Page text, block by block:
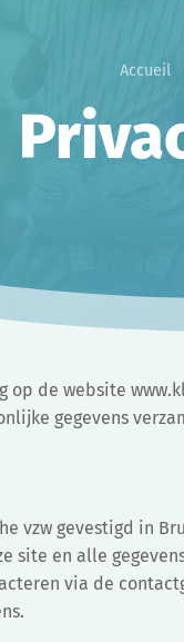
Accueil
op de website
gegevens
vzw gevestigd in
site en alle
via de